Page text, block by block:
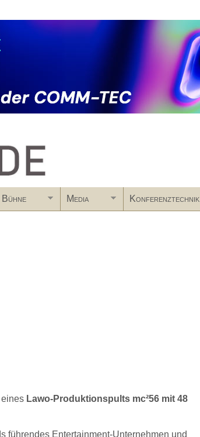
Bühne Media Konferenztechnik
Lawo-Produktionspults mc²56 mit 48
führendes Entertainment-Unternehmen und